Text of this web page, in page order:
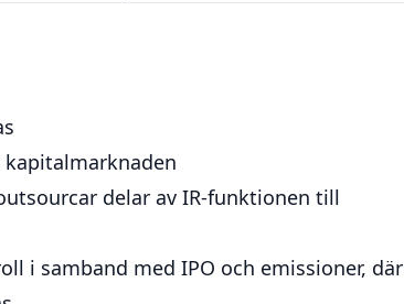
delar av IR-funktionen till
i samband med IPO och emissioner, där